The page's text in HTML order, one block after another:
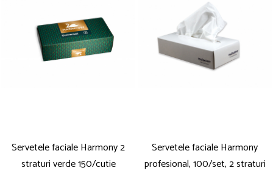
Servetele faciale Harmony 2
straturi verde 150/cutie
Servetele faciale Harmony
profesional, 100/set, 2 straturi